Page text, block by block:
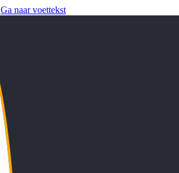
Ga naar voettekst